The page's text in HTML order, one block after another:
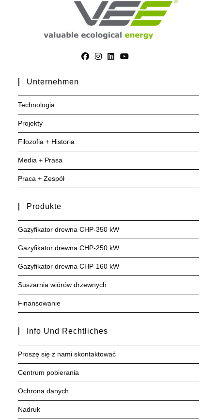
Unternehmen
Technologia
Projekty
Filozofia + Historia
Media + Prasa
Praca + Zespół
Produkte
Gazyfikator drewna CHP-350 kW
Gazyfikator drewna CHP-250 kW
Gazyfikator drewna CHP-160 kW
Suszarnia wiórów drzewnych
Finansowanie
Info Und Rechtliches
Proszę się z nami skontaktować
Centrum pobierania
Ochrona danych
Nadruk